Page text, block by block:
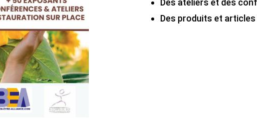
Des ateliers et des
Des produits et